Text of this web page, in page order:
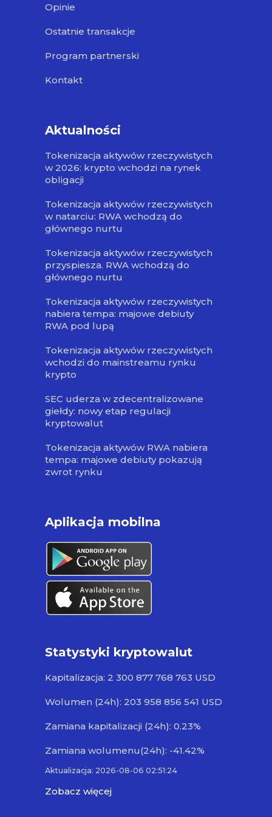
Opinie
Ostatnie transakcje
Program partnerski
Kontakt
Aktualności
Tokenizacja aktywów rzeczywistych
w 2026: krypto wchodzi na rynek
obligacji
Tokenizacja aktywów rzeczywistych
w natarciu: RWA wchodzą do
głównego nurtu
Tokenizacja aktywów rzeczywistych
przyspiesza. RWA wchodzą do
głównego nurtu
Tokenizacja aktywów rzeczywistych
nabiera tempa: majowe debiuty
RWA pod lupą
Tokenizacja aktywów rzeczywistych
wchodzi do mainstreamu rynku
krypto
SEC uderza w zdecentralizowane
giełdy: nowy etap regulacji
kryptowalut
Tokenizacja aktywów RWA nabiera
tempa: majowe debiuty pokazują
zwrot rynku
Aplikacja mobilna
Statystyki kryptowalut
Kapitalizacja: 2 300 877 768 763 USD
Wolumen (24h): 203 958 856 541 USD
Zamiana kapitalizacji (24h): 0.23%
Zamiana wolumenu(24h): -41.42%
Aktualizacja: 2026-08-06 02:51:24
Zobacz więcej